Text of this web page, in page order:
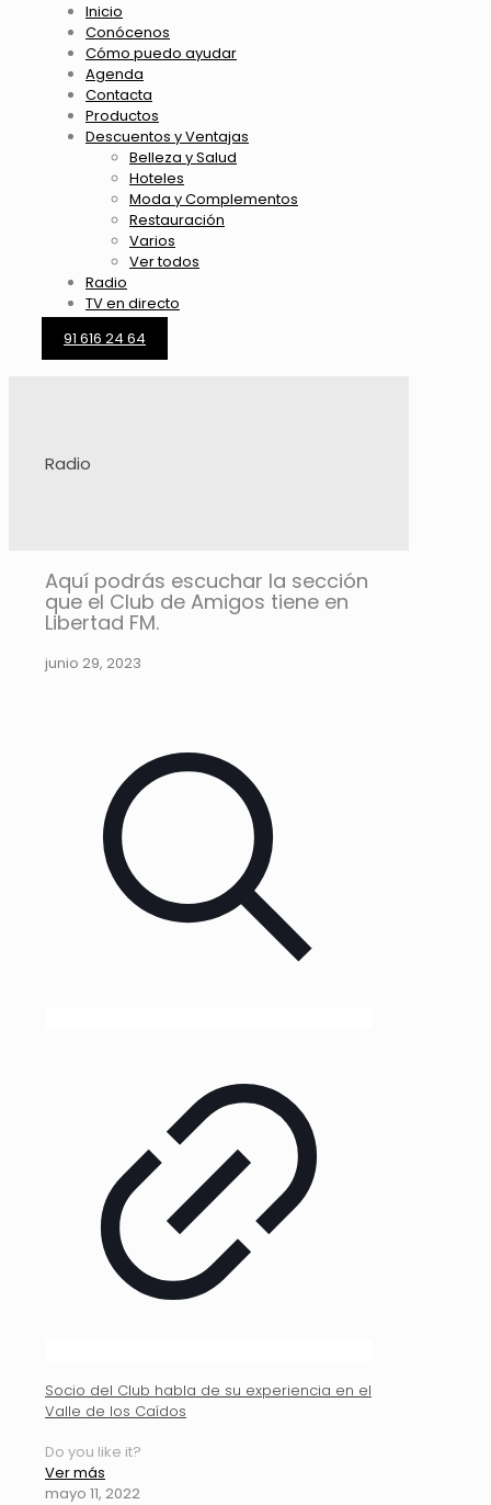
Inicio
Conócenos
Cómo puedo ayudar
Agenda
Contacta
Productos
Descuentos y Ventajas
Belleza y Salud
Hoteles
Moda y Complementos
Restauración
Varios
Ver todos
Radio
TV en directo
91 616 24 64
Radio
Aquí podrás escuchar la sección
que el Club de Amigos tiene en
Libertad FM.
junio 29, 2023
Socio del Club habla de su experiencia en el
Valle de los Caídos
Do you like it?
Ver más
mayo 11, 2022